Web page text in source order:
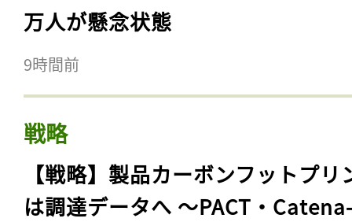
万人が懸念状態
9時間前
戦略
【戦略】製品カーボンフットプリ
は調達データへ 〜PACT・